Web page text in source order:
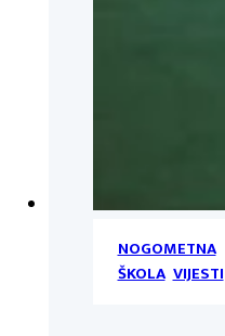
NOGOMETNA
ŠKOLA,VIJESTI